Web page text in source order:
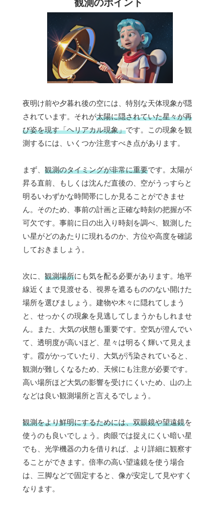
観測のポイント
夜明け前や夕暮れ後の空には、特別な天体現象が隠
されています。それが太陽に隠されていた星々が再
び姿を現す「ヘリアカル現象」です。この現象を観
測するには、いくつか注意すべき点があります。
まず、 観測のタイミングが非常に重要です。太陽が
昇る直前、もしくは沈んだ直後の、空がうっすらと
明るいわずかな時間帯にしか見ることができませ
ん。そのため、事前の計画と正確な時刻の把握が不
可欠です。事前に日の出入り時刻を調べ、観測した
い星がどのあたりに現れるのか、方位や高度を確認
しておきましょう。
次に、 観測場所にも気を配る必要があります。地平
線近くまで見渡せる、視界を遮るもののない開けた
場所を選びましょう。建物や木々に隠れてしまう
と、せっかくの現象を見逃してしまうかもしれませ
ん。また、大気の状態も重要です。空気が澄んでい
て、透明度が高いほど、星々は明るく輝いて見えま
す。霞がかっていたり、大気が汚染されていると、
観測が難しくなるため、天候にも注意が必要です。
高い場所ほど大気の影響を受けにくいため、山の上
などは良い観測場所と言えるでしょう。
観測をより鮮明にするためには、双眼鏡や望遠鏡を
使うのも良いでしょう。肉眼では捉えにくい暗い星
でも、光学機器の力を借りれば、より詳細に観察す
ることができます。倍率の高い望遠鏡を使う場合
は、三脚などで固定すると、像が安定して見やすく
なります。